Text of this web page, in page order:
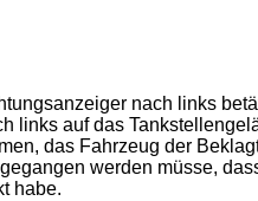
nach links
links auf das
das Fahrzeug der
werden müsse,
habe.